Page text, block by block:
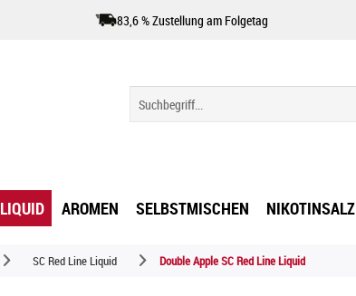
83,6 % Zustellung am Folgetag
LIQUID AROMEN SELBSTMISCHEN NIKOTINSALZ
SC Red Line Liquid Double Apple SC Red Line Liquid